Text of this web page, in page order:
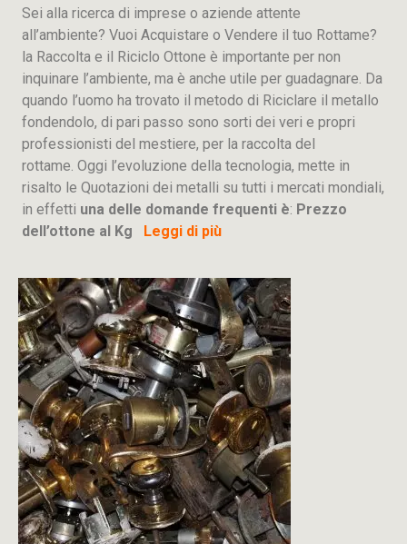
Sei alla ricerca di imprese o aziende attente
all’ambiente? Vuoi Acquistare o Vendere il tuo Rottame?
la Raccolta e il Riciclo Ottone è importante per non
inquinare l’ambiente, ma è anche utile per guadagnare. Da
quando l’uomo ha trovato il metodo di Riciclare il metallo
fondendolo, di pari passo sono sorti dei veri e propri
professionisti del mestiere, per la raccolta del
rottame. Oggi l’evoluzione della tecnologia, mette in
risalto le Quotazioni dei metalli su tutti i mercati mondiali,
in effetti una delle domande frequenti è: Prezzo
dell’ottone al Kg
Leggi di più